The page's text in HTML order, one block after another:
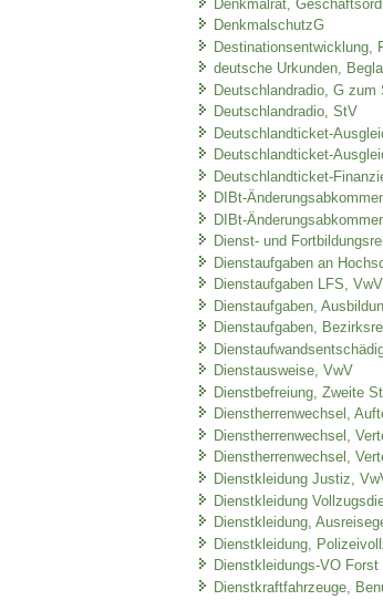
Denkmalrat,
DenkmalschutzG
Destinationsentwicklung,
deutsche Urkunden,
Deutschlandradio, G zum
Deutschlandradio, StV
Deutschlandticket-
Deutschlandticket-
Deutschlandticket-
DIBt-
DIBt-
Dienst- und
Dienstaufgaben an
Dienstaufgaben LFS, VwV
Dienstaufgaben,
Dienstaufgaben,
Dienstausweise, VwV
Dienstbefreiung, Zweite
Dienstherrenwechsel,
Dienstherrenwechsel,
Dienstherrenwechsel,
Dienstkleidung Justiz,
Dienstkleidung
Dienstkleidung,
Dienstkleidung,
Dienstkleidungs-VO Forst
Dienstkraftfahrzeuge,